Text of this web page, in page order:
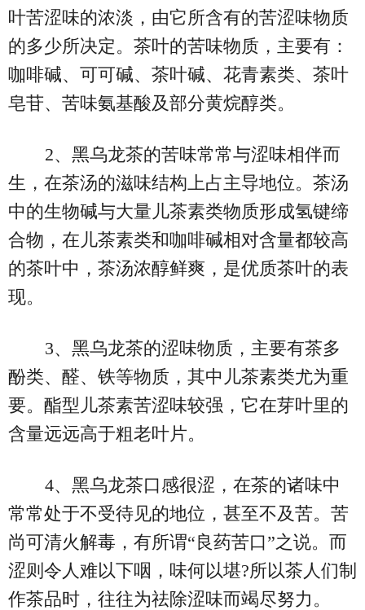
叶苦涩味的浓淡，由它所含有的苦涩味物质
的多少所决定。茶叶的苦味物质，主要有：
咖啡碱、可可碱、茶叶碱、花青素类、茶叶
皂苷、苦味氨基酸及部分黄烷醇类。
2、黑乌龙茶的苦味常常与涩味相伴而
生，在茶汤的滋味结构上占主导地位。茶汤
中的生物碱与大量儿茶素类物质形成氢键缔
合物，在儿茶素类和咖啡碱相对含量都较高
的茶叶中，茶汤浓醇鲜爽，是优质茶叶的表
现。
3、黑乌龙茶的涩味物质，主要有茶多
酚类、醛、铁等物质，其中儿茶素类尤为重
要。酯型儿茶素苦涩味较强，它在芽叶里的
含量远远高于粗老叶片。
4、黑乌龙茶口感很涩，在茶的诸味中
常常处于不受待见的地位，甚至不及苦。苦
尚可清火解毒，有所谓“良药苦口”之说。而
涩则令人难以下咽，味何以堪?所以茶人们制
作茶品时，往往为祛除涩味而竭尽努力。